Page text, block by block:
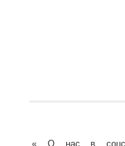
«О нас в